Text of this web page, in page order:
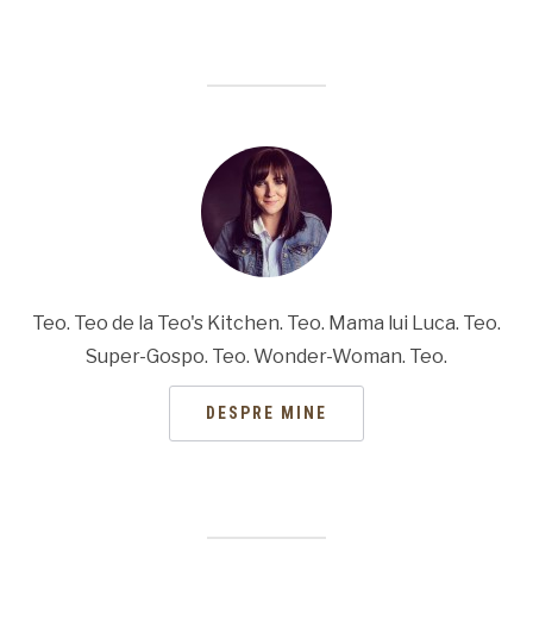
Teo. Teo de la Teo's Kitchen. Teo. Mama lui Luca. Teo.
Super-Gospo. Teo. Wonder-Woman. Teo.
DESPRE MINE